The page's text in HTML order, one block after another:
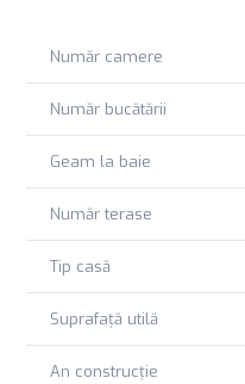
- Acces auto în curte
- Grădină mică, cochetă,
Imobilul este ideal
Număr camere
Număr bucătării
Geam la baie
Număr terase
Tip casă
Suprafață utilă
An construcție